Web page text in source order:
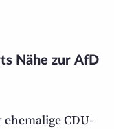
Nähe zur AfD
CDU-